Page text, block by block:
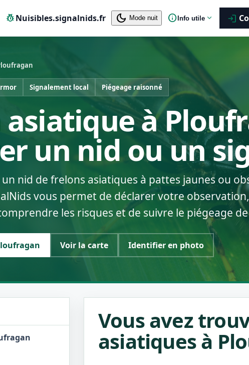
pest_controlNuisibles.signalnids.fr dark_mode Mode nuit infoInfo utile expand_more login
Signalement local Piégeage raisonné
asiatique à
un nid ou un
nid de frelons asiatiques à pattes jaunes ou
vous permet de déclarer votre
les risques et de suivre le piégeage
Voir la carte Identifier en photo
Vous avez
asiatiques à